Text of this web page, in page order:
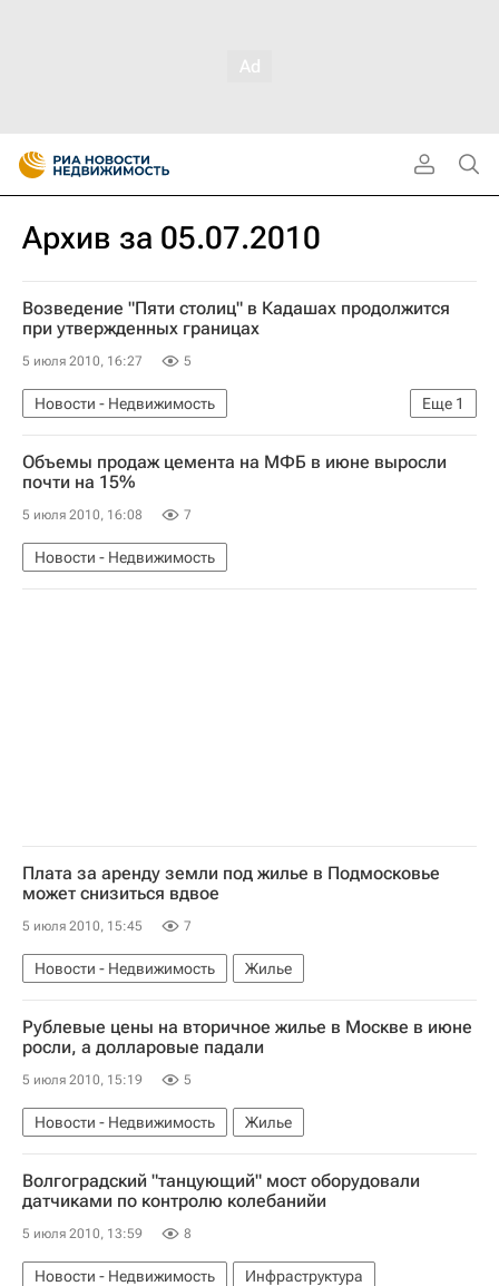
Архив за 05.07.2010
Возведение "Пяти столиц" в Кадашах продолжится
при утвержденных границах
5 июля 2010, 16:27 5
Еще 1
Новости - Недвижимость
Коммерческая недвижимость
Объемы продаж цемента на МФБ в июне выросли
почти на 15%
5 июля 2010, 16:08 7
Новости - Недвижимость
Плата за аренду земли под жилье в Подмосковье
может снизиться вдвое
5 июля 2010, 15:45 7
Новости - Недвижимость Жилье
Рублевые цены на вторичное жилье в Москве в июне
росли, а долларовые падали
5 июля 2010, 15:19 5
Новости - Недвижимость Жилье
Волгоградский "танцующий" мост оборудовали
датчиками по контролю колебанийи
5 июля 2010, 13:59 8
Новости - Недвижимость Инфраструктура